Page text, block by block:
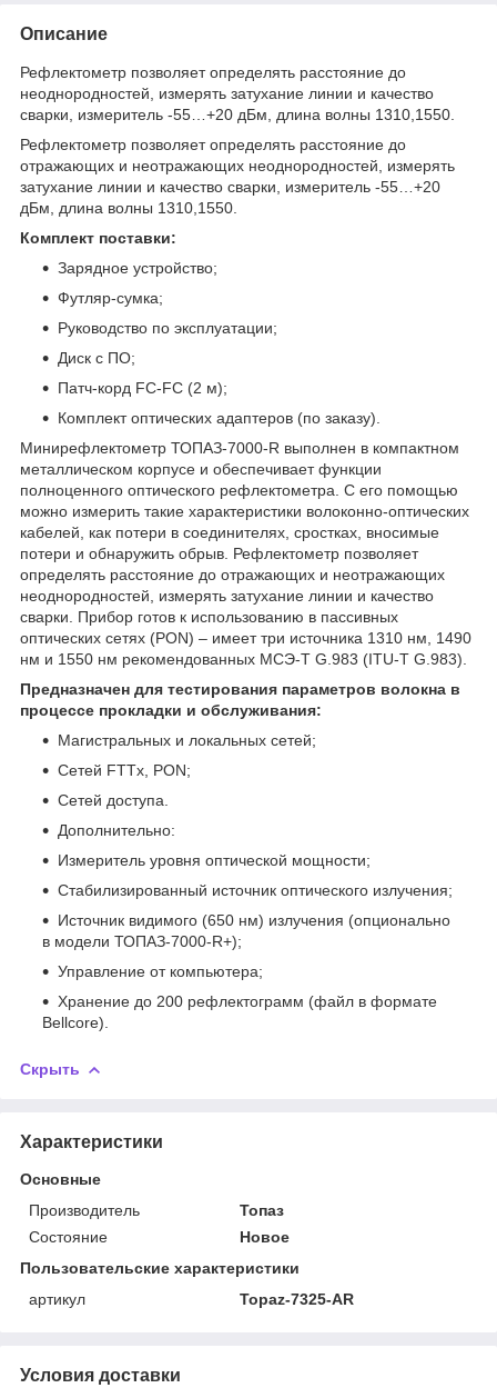
Описание
Рефлектометр позволяет определять расстояние до
неоднородностей, измерять затухание линии и качество
сварки, измеритель -55…+20 дБм, длина волны 1310,1550.
Рефлектометр позволяет определять расстояние до
отражающих и неотражающих неоднородностей, измерять
затухание линии и качество сварки, измеритель -55…+20
дБм, длина волны 1310,1550.
Комплект поставки:
Зарядное устройство;
Футляр-сумка;
Руководство по эксплуатации;
Диск с ПО;
Патч-корд FC-FC (2 м);
Комплект оптических адаптеров (по заказу).
Минирефлектометр ТОПАЗ-7000-R выполнен в компактном
металлическом корпусе и обеспечивает функции
полноценного оптического рефлектометра. С его помощью
можно измерить такие характеристики волоконно-оптических
кабелей, как потери в соединителях, сростках, вносимые
потери и обнаружить обрыв. Рефлектометр позволяет
определять расстояние до отражающих и неотражающих
неоднородностей, измерять затухание линии и качество
сварки. Прибор готов к использованию в пассивных
оптических сетях (PON) – имеет три источника 1310 нм, 1490
нм и 1550 нм рекомендованных МСЭ-Т G.983 (ITU-T G.983).
Предназначен для тестирования параметров волокна в
процессе прокладки и обслуживания:
Магистральных и локальных сетей;
Сетей FTTx, PON;
Сетей доступа.
Дополнительно:
Измеритель уровня оптической мощности;
Стабилизированный источник оптического излучения;
Источник видимого (650 нм) излучения (опционально
в модели ТОПАЗ-7000-R+);
Управление от компьютера;
Хранение до 200 рефлектограмм (файл в формате
Bellcore).
Скрыть
Характеристики
Основные
Производитель
Топаз
Состояние
Новое
Пользовательские характеристики
артикул
Topaz-7325-AR
Условия доставки